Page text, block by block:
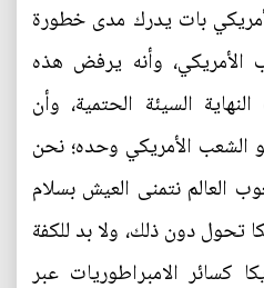
بات يدرك مدى خطورة
الأمريكي، وأنه يرفض هذه
السيئة الحتمية، وأن
الشعب الأمريكي وحده؛ نحن
العالم نتمنى العيش بسلام
تحول دون ذلك، ولا بد للكفة
كسائر الامبراطوريات عبر